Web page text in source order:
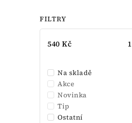
FILTRY
540 Kč
Na skladě
Akce
Novinka
Tip
Ostatní